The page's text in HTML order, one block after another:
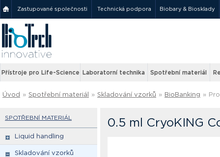
Zastupované společnosti Technická podpora Biobary & Biosklady
Přístroje pro Life-Science Laboratorní technika Spotřební materiál
Úvod » Spotřební materiál » Skladování vzorků » BioBanking »
SPOTŘEBNÍ MATERIÁL
Liquid handling
Skladování vzorků
0.5 ml CryoKING